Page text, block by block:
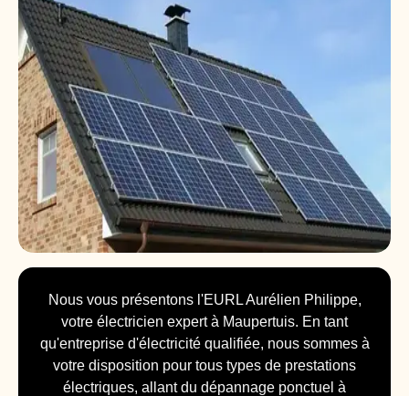
Nous vous présentons l'EURL Aurélien Philippe,
votre électricien expert à Maupertuis. En tant
qu'entreprise d'électricité qualifiée, nous sommes à
votre disposition pour tous types de prestations
électriques, allant du dépannage ponctuel à